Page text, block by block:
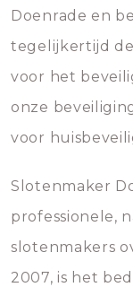
Doenrade en
tegelijkertijd
voor het
onze
voor
Slotenmaker
professionele,
slotenmakers
2007, is het